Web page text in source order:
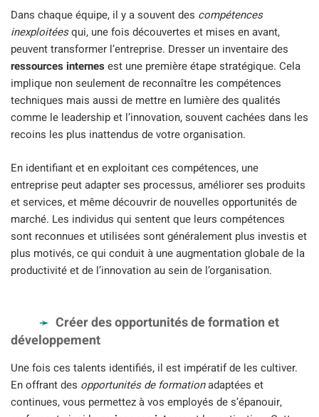
Dans chaque équipe, il y a souvent des compétences
inexploitéesqui, une fois découvertes et mises en avant,
peuvent transformer l’entreprise. Dresser un inventaire des
ressources internesest une première étape stratégique. Cela
implique non seulement de reconnaître les compétences
techniques mais aussi de mettre en lumière des qualités
comme le leadership et l’innovation, souvent cachées dans les
recoins les plus inattendus de votre organisation.
En identifiant et en exploitant ces compétences, une
entreprise peut adapter ses processus, améliorer ses produits
et services, et même découvrir de nouvelles opportunités de
marché. Les individus qui sentent que leurs compétences
sont reconnues et utilisées sont généralement plus investis et
plus motivés, ce qui conduit à une augmentation globale de la
productivité et de l’innovation au sein de l’organisation.
Créer des opportunités de formation et
développement
Une fois ces talents identifiés, il est impératif de les cultiver.
En offrant des opportunités de formationadaptées et
continues, vous permettez à vos employés de s’épanouir,